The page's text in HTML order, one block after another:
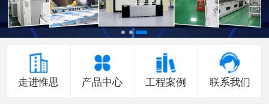
走进惟思 产品中心 工程案例 联系我们